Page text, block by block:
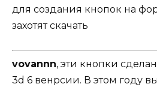
для создания кнопок на
захотят скачать
vovannn, эти кнопки
3d 6 венрсии. В этом году